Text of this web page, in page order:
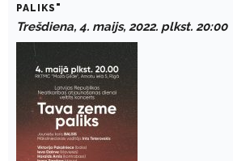
PALIKS"
Trešdiena, 4. maijs, 2022. plkst. 20:00